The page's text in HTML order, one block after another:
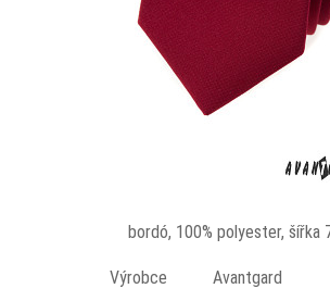
bordó, 100% polyester, šířka
Výrobce
Avantgard